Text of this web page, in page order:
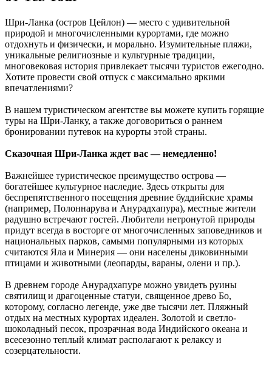
Шри-Ланка (остров Цейлон) — место с удивительной
природой и многочисленными курортами, где можно
отдохнуть и физически, и морально. Изумительные пляжи,
уникальные религиозные и культурные традиции,
многовековая история привлекает тысячи туристов ежегодно.
Хотите провести свой отпуск с максимально яркими
впечатлениями?
В нашем туристическом агентстве вы можете купить горящие
туры на Шри-Ланку, а также договориться о раннем
бронировании путевок на курорты этой страны.
Сказочная Шри-Ланка ждет вас — немедленно!
Важнейшее туристическое преимущество острова —
богатейшее культурное наследие. Здесь открыты для
беспрепятственного посещения древние буддийские храмы
(например, Полоннарува и Анурадхапура), местные жители
радушно встречают гостей. Любители нетронутой природы
придут всегда в восторге от многочисленных заповедников и
национальных парков, самыми популярными из которых
считаются Яла и Минерия — они населены диковинными
птицами и животными (леопарды, вараны, олени и пр.).
В древнем городе Анурадхапуре можно увидеть руины
святилищ и драгоценные статуи, священное древо Бо,
которому, согласно легенде, уже две тысячи лет. Пляжный
отдых на местных курортах идеален. Золотой и светло-
шоколадный песок, прозрачная вода Индийского океана и
всесезонно теплый климат располагают к релаксу и
созерцательности.